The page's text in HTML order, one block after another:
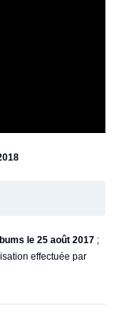
le 25 août 2017 ;
effectuée par